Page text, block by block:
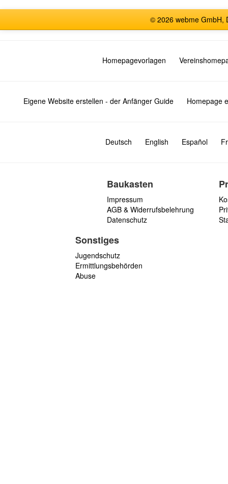
© 2026 webme GmbH,
Homepagevorlagen
Eigene Website erstellen - der Anfänger Guide Homepage
Deutsch English Español
Baukasten
Impressum
AGB & Widerrufsbelehrung
Datenschutz
Sonstiges
Jugendschutz
Ermittlungsbehörden
Abuse